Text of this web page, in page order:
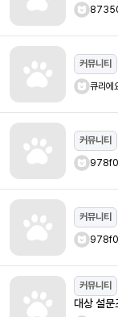
커뮤니티
큐리에
커뮤니티
커뮤니티
커뮤니티
대상 설문